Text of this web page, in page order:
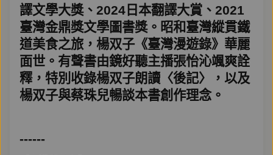
譯文學大獎、2024日本翻譯大賞、2021
臺灣金鼎獎文學圖書獎。昭和臺灣縱貫鐵
道美食之旅，楊双子《臺灣漫遊錄》華麗
面世。有聲書由鏡好聽主播張怡沁颯爽詮
釋，特別收錄楊双子朗讀 〈後記〉
，以及
楊双子與蔡珠兒暢談本書創作理念。
------